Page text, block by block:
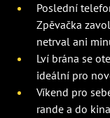
Poslední
Zpěvačka
netrval ani
Lví brána se
ideální pro
Víkend pro
rande a do kina